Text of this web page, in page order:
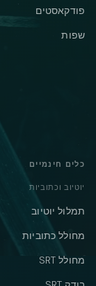
פודקאסטים
שפות
כלים חינמיים
יוטיוב וכתוביות
תמלול יוטיוב
מחולל כתוביות
מחולל SRT